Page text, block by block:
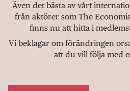
Även det bästa av vårt
från aktörer som The
finns nu att hitta i
Vi beklagar om förändringen
att du vill följa med